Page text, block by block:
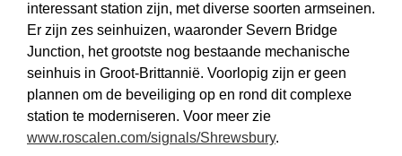
interessant station zijn, met diverse soorten armseinen.
Er zijn zes seinhuizen, waaronder Severn Bridge
Junction, het grootste nog bestaande mechanische
seinhuis in Groot-Brittannië. Voorlopig zijn er geen
plannen om de beveiliging op en rond dit complexe
station te moderniseren. Voor meer zie
www.roscalen.com/signals/Shrewsbury.